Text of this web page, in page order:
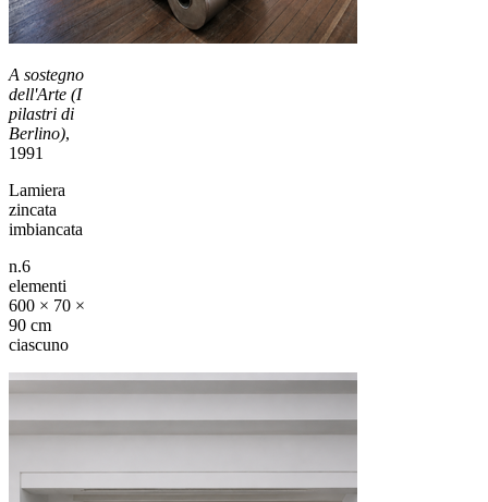
A sostegno
dell'Arte (I
pilastri di
Berlino),
1991
Lamiera
zincata
imbiancata
n.6
elementi
600 × 70 ×
90 cm
ciascuno